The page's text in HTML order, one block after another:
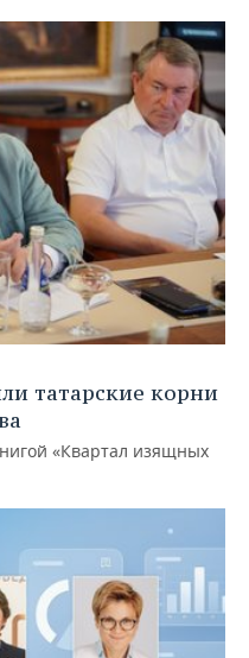
татарские корни
«Квартал изящных